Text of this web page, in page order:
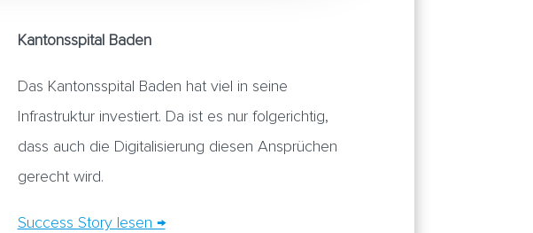
Kantonsspital Baden
Das Kantonsspital Baden hat viel in seine
Infrastruktur investiert. Da ist es nur folgerichtig,
dass auch die Digitalisierung diesen Ansprüchen
gerecht wird.
Success Story lesen →